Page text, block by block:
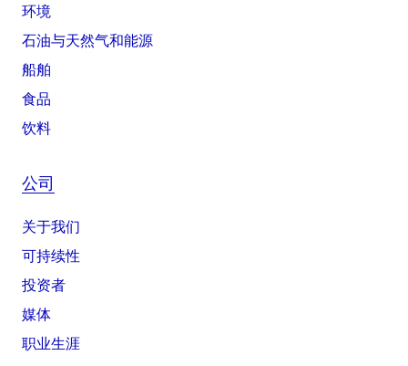
环境
石油与天然气和能源
船舶
食品
饮料
公司
关于我们
可持续性
投资者
媒体
职业生涯